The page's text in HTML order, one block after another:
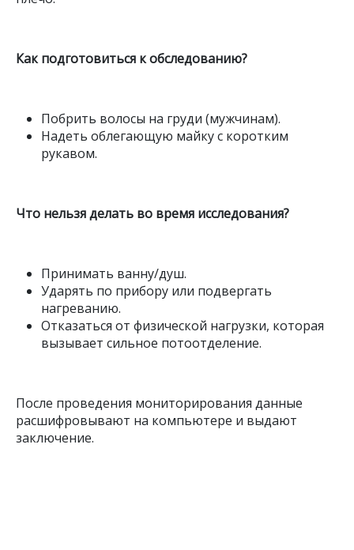
Как подготовиться к обследованию?
Побрить волосы на груди (мужчинам).
Надеть облегающую майку с коротким
рукавом.
Что нельзя делать во время исследования?
Принимать ванну/душ.
Ударять по прибору или подвергать
нагреванию.
Отказаться от физической нагрузки, которая
вызывает сильное потоотделение.
После проведения мониторирования данные
расшифровывают на компьютере и выдают
заключение.